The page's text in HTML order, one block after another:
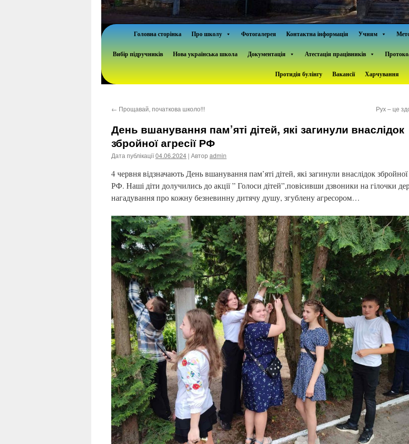
Головна сторінка Про школу Фотогалерея Контактна інформація Учням
Вибір підручників Нова українська школа Документація Атестація працівників
Протидія булінгу Вакансії Харчування
← Прощавай, початкова школо!!! Рух – це
День вшанування пам’яті дітей, які загинули внаслідок
збройної агресії РФ
Дата публікації04.06.2024 | Автор admin
4 червня відзначають День вшанування пам’яті дітей, які загинули внаслідок збройної
РФ. Наші діти долучились до акції ” Голоси дітей”,повісивши дзвоники на гілочки
нагадування про кожну безневинну дитячу душу, згублену агресором…